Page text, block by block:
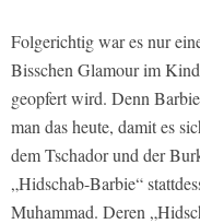
Folgerichtig war es nur
Bisschen Glamour im
geopfert wird. Denn
man das heute, damit es
dem Tschador und der
„Hidschab-Barbie“
Muhammad. Deren